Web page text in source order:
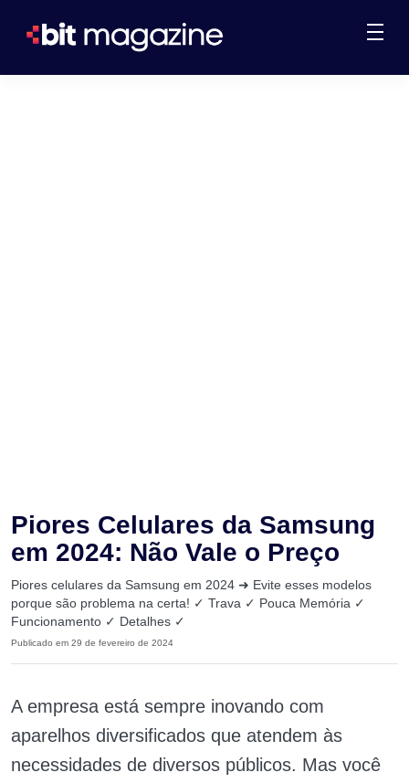
Piores Celulares da Samsung
em 2024: Não Vale o Preço
Piores celulares da Samsung em 2024 ➜ Evite esses modelos
porque são problema na certa! ✓ Trava ✓ Pouca Memória ✓
Funcionamento ✓ Detalhes ✓
Publicado em 29 de fevereiro de 2024
A empresa está sempre inovando com
aparelhos diversificados que atendem às
necessidades de diversos públicos. Mas você